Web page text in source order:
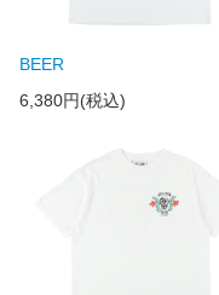
BEER
6,380円(税込)